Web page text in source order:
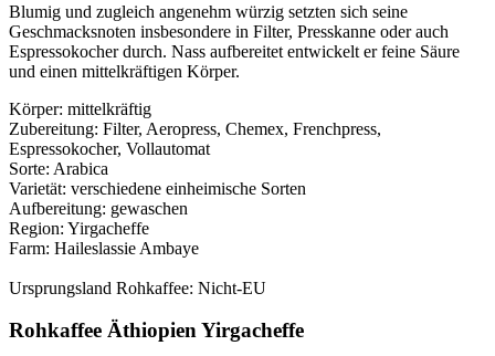
Blumig und zugleich angenehm würzig setzten sich seine
Geschmacksnoten insbesondere in Filter, Presskanne oder auch
Espressokocher durch. Nass aufbereitet entwickelt er feine Säure
und einen mittelkräftigen Körper.
Körper: mittelkräftig
Zubereitung: Filter, Aeropress, Chemex, Frenchpress,
Espressokocher, Vollautomat
Sorte: Arabica
Varietät: verschiedene einheimische Sorten
Aufbereitung: gewaschen
Region: Yirgacheffe
Farm: Haileslassie Ambaye
Ursprungsland Rohkaffee: Nicht-EU
Rohkaffee Äthiopien Yirgacheffe